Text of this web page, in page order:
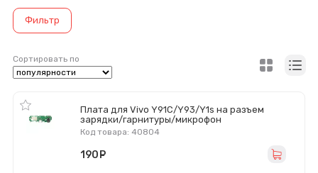
Фильтр
Сортировать по
Плата для Vivo Y91C/Y93/Y1s на разъем
зарядки/гарнитуры/микрофон
Код товара: 40804
190